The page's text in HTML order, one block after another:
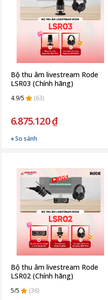
Bộ thu âm livestream Rode
LSR03 (Chính hãng)
4.9/5 (63)
6.875.120 ₫
So sánh
Bộ thu âm livestream Rode
LSR02 (Chính hãng)
5/5 (36)